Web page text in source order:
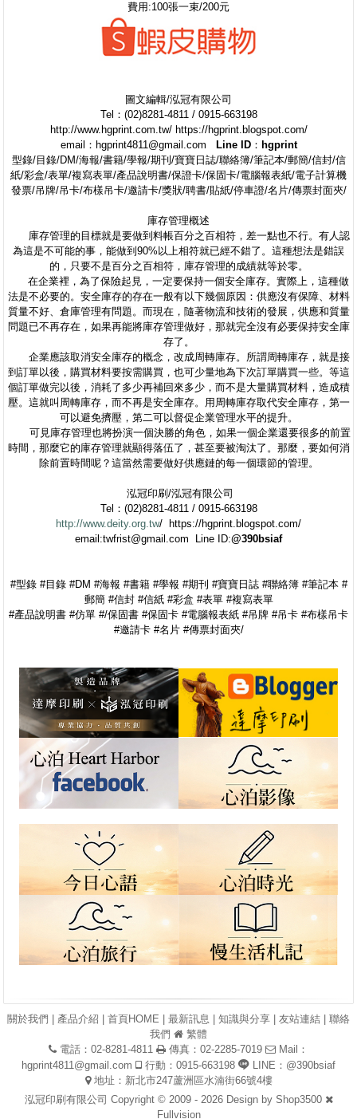
費用:100張一束/200元
圖文編輯/泓冠有限公司
Tel：(02)8281-4811 / 0915-663198
http://www.hgprint.com.tw/ https://hgprint.blogspot.com/
email：hgprint4811@gmail.com Line ID：hgprint
型錄/目錄/DM/海報/書籍/學報/期刊/寶寶日誌/聯絡簿/筆記本/郵簡/信封/信
紙/彩盒/表單/複寫表單/產品說明書/保證卡/保固卡/電腦報表紙/電子計算機
發票/吊牌/吊卡/布樣吊卡/邀請卡/獎狀/聘書/貼紙/停車證/名片/傳票封面夾/
庫存管理概述
庫存管理的目標就是要做到料帳百分之百相符，差一點也不行。有人認
為這是不可能的事，能做到90%以上相符就已經不錯了。這種想法是錯誤
的，只要不是百分之百相符，庫存管理的成績就等於零。
在企業裡，為了保險起見，一定要保持一個安全庫存。實際上，這種做
法是不必要的。安全庫存的存在一般有以下幾個原因：供應沒有保障、材料
質量不好、倉庫管理有問題。而現在，隨著物流和技術的發展，供應和質量
問題已不再存在，如果再能將庫存管理做好，那就完全沒有必要保持安全庫
存了。
企業應該取消安全庫存的概念，改成周轉庫存。所謂周轉庫存，就是接
到訂單以後，購買材料要按需購買，也可少量地為下次訂單購買一些。等這
個訂單做完以後，消耗了多少再補回來多少，而不是大量購買材料，造成積
壓。這就叫周轉庫存，而不再是安全庫存。用周轉庫存取代安全庫存，第一
可以避免擠壓，第二可以督促企業管理水平的提升。
可見庫存管理也將扮演一個決勝的角色，如果一個企業還要很多的前置
時間，那麼它的庫存管理就顯得落伍了，甚至要被淘汰了。那麼，要如何消
除前置時間呢？這當然需要做好供應鏈的每一個環節的管理。
泓冠印刷/泓冠有限公司
Tel：(02)8281-4811 / 0915-663198
http://www.deity.org.tw/ https://hgprint.blogspot.com/
email:twfrist@gmail.com Line ID:@390bsiaf
#型錄 #目錄 #DM #海報 #書籍 #學報 #期刊 #寶寶日誌 #聯絡簿 #筆記本 #
郵簡 #信封 #信紙 #彩盒 #表單 #複寫表單
#產品說明書 #仿單 #/保固書 #保固卡 #電腦報表紙 #吊牌 #吊卡 #布樣吊卡
#邀請卡 #名片 #傳票封面夾/
關於我們 產品介紹 首頁HOME 最新訊息 知識與分享 友站連結
聯絡
我們
繁體
電話：02-8281-4811
傳真：02-2285-7019
Mail：
hgprint4811@gmail.com
行動：0915-663198
LINE：@390bsiaf
地址：新北市247蘆洲區水湳街66號4樓
泓冠印刷有限公司 Copyright © 2009 - 2026 Design by Shop3500
Fullvision